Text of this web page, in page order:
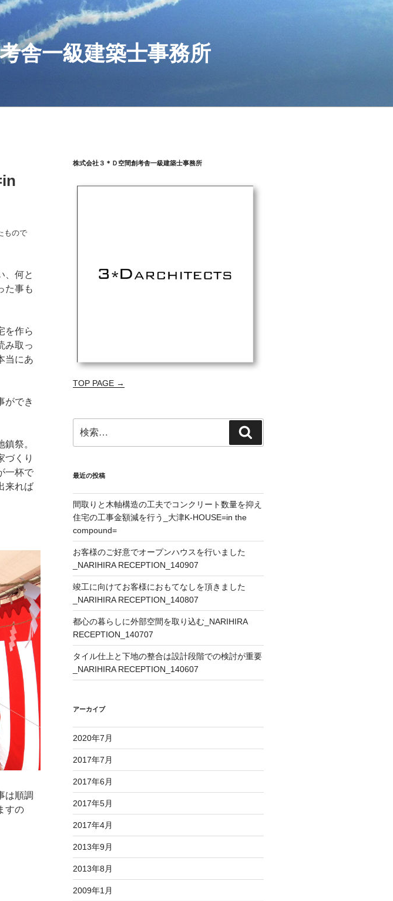
舎一級建築士事務所
もので
、何と
た事も
を作ら
み取っ
当にあ
ができ
祭。
づくり
一杯で
来れば
は順調
すの
株式会社３＊Ｄ空間創考舎一級建築士事務所
TOP PAGE →
索:
索
最近の投稿
間取りと木軸構造の工夫でコンクリート数量を抑え
住宅の工事金額減を行う_大津K-HOUSE=in the
compound=
お客様のご好意でオープンハウスを行いました
_NARIHIRA RECEPTION_140907
竣工に向けてお客様におもてなしを頂きました
_NARIHIRA RECEPTION_140807
都心の暮らしに外部空間を取り込む_NARIHIRA
RECEPTION_140707
タイル仕上と下地の整合は設計段階での検討が重要
_NARIHIRA RECEPTION_140607
アーカイブ
2020年7月
2017年7月
2017年6月
2017年5月
2017年4月
2013年9月
2013年8月
2009年1月